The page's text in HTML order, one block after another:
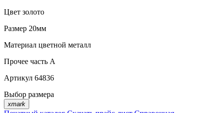
Цвет золото
Размер 20мм
Материал цветной металл
Прочее часть A
Артикул 64836
Выбор размера
xmark